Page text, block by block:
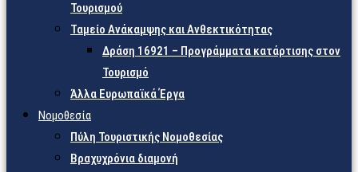
Τουρισμού
Ταμείο Ανάκαμψης και Ανθεκτικότητας
Δράση 16921 – Προγράμματα κατάρτισης στον
Τουρισμό
Άλλα Ευρωπαϊκά Έργα
Νομοθεσία
Πύλη Τουριστικής Νομοθεσίας
Βραχυχρόνια διαμονή